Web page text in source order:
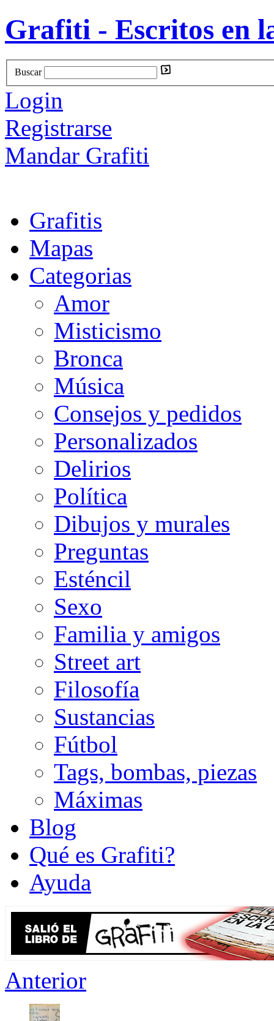
Grafiti - Escritos en
Buscar
Login
Registrarse
Mandar Grafiti
Grafitis
Mapas
Categorias
Amor
Misticismo
Bronca
Música
Consejos y pedidos
Personalizados
Delirios
Política
Dibujos y murales
Preguntas
Esténcil
Sexo
Familia y amigos
Street art
Filosofía
Sustancias
Fútbol
Tags, bombas, piezas
Máximas
Blog
Qué es Grafiti?
Ayuda
Anterior